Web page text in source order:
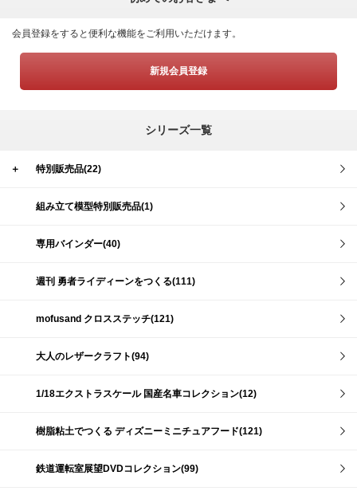
会員登録をすると便利な機能をご利用いただけます。
新規会員登録
シリーズ一覧
＋ 特別販売品(22)
組み立て模型特別販売品(1)
専用バインダー(40)
週刊 勇者ライディーンをつくる(111)
mofusand クロスステッチ(121)
大人のレザークラフト(94)
1/18エクストラスケール 国産名車コレクション(12)
樹脂粘土でつくる ディズニーミニチュアフード(121)
鉄道運転室展望DVDコレクション(99)